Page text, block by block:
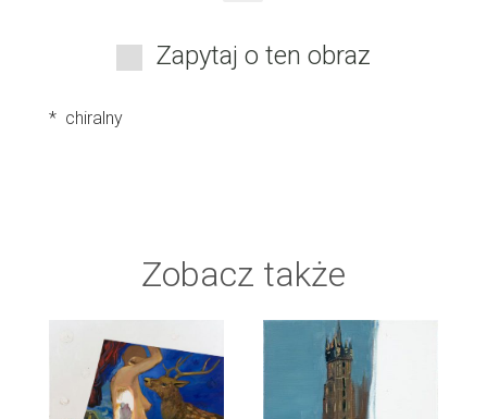
Zapytaj o ten obraz
* chiralny
Zobacz także